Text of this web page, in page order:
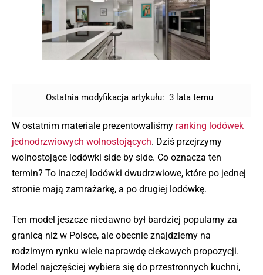
Ostatnia modyfikacja artykułu: 3 lata temu
W ostatnim materiale prezentowaliśmy ranking lodówek
jednodrzwiowych wolnostojących. Dziś przejrzymy
wolnostojące lodówki side by side. Co oznacza ten
termin? To inaczej lodówki dwudrzwiowe, które po jednej
stronie mają zamrażarkę, a po drugiej lodówkę.
Ten model jeszcze niedawno był bardziej popularny za
granicą niż w Polsce, ale obecnie znajdziemy na
rodzimym rynku wiele naprawdę ciekawych propozycji.
Model najczęściej wybiera się do przestronnych kuchni,